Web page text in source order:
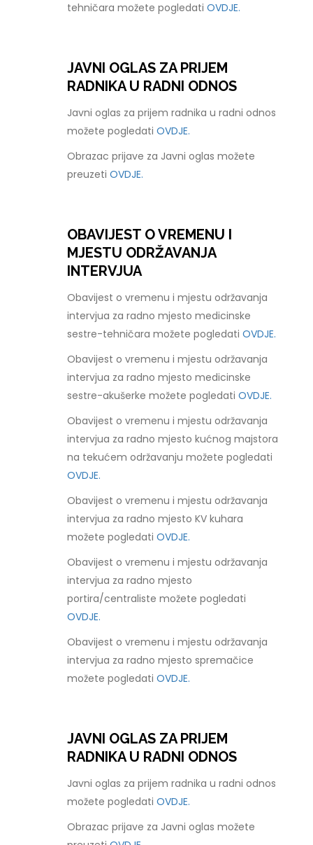
tehničara možete pogledatiOVDJE.
JAVNI OGLAS ZA PRIJEM
RADNIKA U RADNI ODNOS
Javni oglas za prijem radnika u radni odnos
možete pogledatiOVDJE.
Obrazac prijave za Javni oglas možete
preuzetiOVDJE.
OBAVIJEST O VREMENU I
MJESTU ODRŽAVANJA
INTERVJUA
Obavijest o vremenu i mjestu održavanja
intervjua za radno mjesto medicinske
sestre-tehničara možete pogledatiOVDJE.
Obavijest o vremenu i mjestu održavanja
intervjua za radno mjesto medicinske
sestre-akušerke možete pogledatiOVDJE.
Obavijest o vremenu i mjestu održavanja
intervjua za radno mjesto kućnog majstora
na tekućem održavanju možete pogledati
OVDJE.
Obavijest o vremenu i mjestu održavanja
intervjua za radno mjesto KV kuhara
možete pogledatiOVDJE.
Obavijest o vremenu i mjestu održavanja
intervjua za radno mjesto
portira/centraliste možete pogledati
OVDJE.
Obavijest o vremenu i mjestu održavanja
intervjua za radno mjesto spremačice
možete pogledatiOVDJE.
JAVNI OGLAS ZA PRIJEM
RADNIKA U RADNI ODNOS
Javni oglas za prijem radnika u radni odnos
možete pogledatiOVDJE.
Obrazac prijave za Javni oglas možete